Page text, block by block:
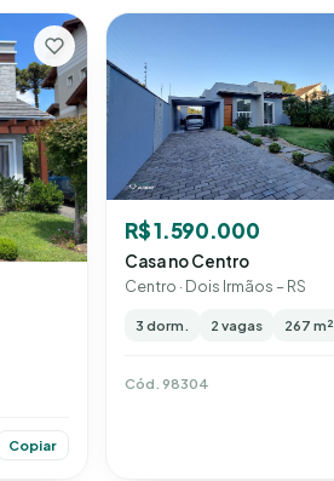
Copiar
R$ 1.590.000
Casa no Centro
Centro · Dois Irmãos – RS
3 dorm. 2 vagas 267 m²
Cód. 98304